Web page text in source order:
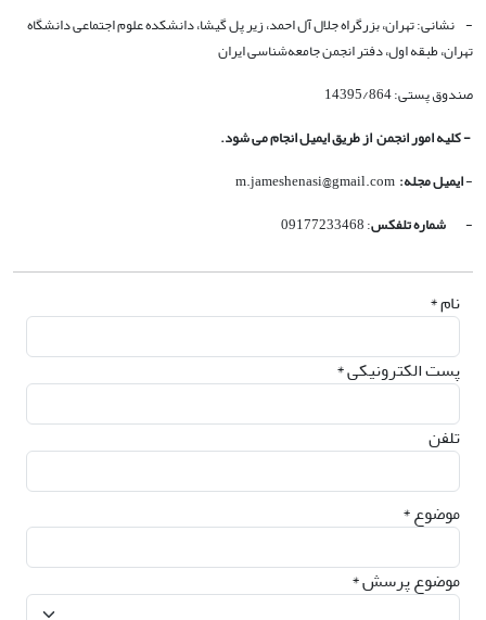
- نشانی: تهران، بزرگراه جلال آل احمد، زیر پل گیشا، دانشکده علوم اجتماعی دانشگاه
تهران، طبقه اول، دفتر انجمن جامعه‏‌شناسی ایران
صندوق پستی: 14395/864
- کلیه امور انجمن از طریق ایمیل انجام می شود.
-ایمیل مجله:
- شماره تلفکس: 09177233468
نام *
پست الکترونیکی *
تلفن
موضوع *
موضوع پرسش *